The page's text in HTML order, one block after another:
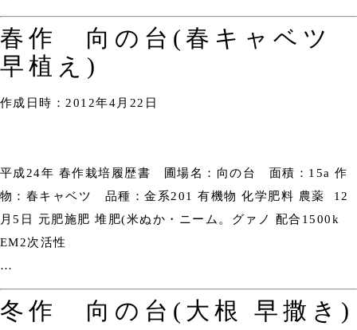
春作 向の台(春キャベツ
早植え)
作成日時：2012年4月22日
平成24年 春作栽培履歴書 圃場名：向の台 面積：15a 作
物：春キャベツ 品種：金系201 有機物 化学肥料 農薬 12
月5日 元肥施肥 堆肥(米ぬか・ニーム。グァノ 配合1500k
EM2次活性
…
冬作 向の台(大根 早撒き)